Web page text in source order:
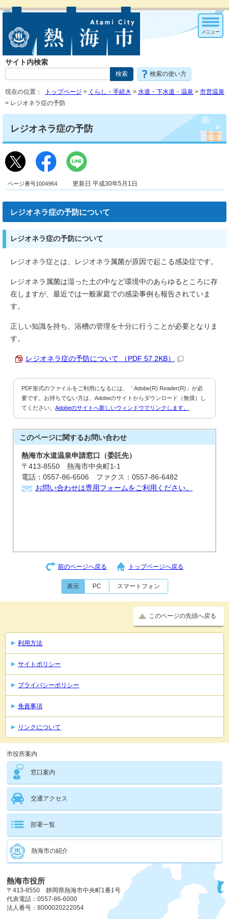
サイト内検索
検索の使い方
メニュー
現在の位置： トップページ > くらし・手続き > 水道・下水道・温泉 > 市営温泉
> レジオネラ症の予防
レジオネラ症の予防
ページ番号1004964 更新日 平成30年5月1日
レジオネラ症の予防について
レジオネラ症の予防について
レジオネラ症とは、レジオネラ属菌が原因で起こる感染症です。
レジオネラ属菌は湿った土の中など環境中のあらゆるところに存
在しますが、最近では一般家庭での感染事例も報告されていま
す。
正しい知識を持ち、浴槽の管理を十分に行うことが必要となりま
す。
レジオネラ症の予防について （PDF 57.2KB）
PDF形式のファイルをご利用になるには、「Adobe(R) Reader(R)」が必
要です。お持ちでない方は、Adobeのサイトからダウンロード（無償）し
てください。 Adobeのサイトへ新しいウィンドウでリンクします。
このページに関するお問い合わせ
熱海市水道温泉申請窓口（委託先）
〒413-8550 熱海市中央町1-1
電話：0557-86-6506 ファクス：0557-86-6482
お問い合わせは専用フォームをご利用ください。
前のページへ戻る トップページへ戻る
表示 PC スマートフォン
このページの先頭へ戻る
利用方法
サイトポリシー
プライバシーポリシー
免責事項
リンクについて
市役所案内
窓口案内
交通アクセス
部署一覧
熱海市の紹介
熱海市役所
〒413-8550 静岡県熱海市中央町1番1号
代表電話：0557-86-6000
法人番号：8000020222054